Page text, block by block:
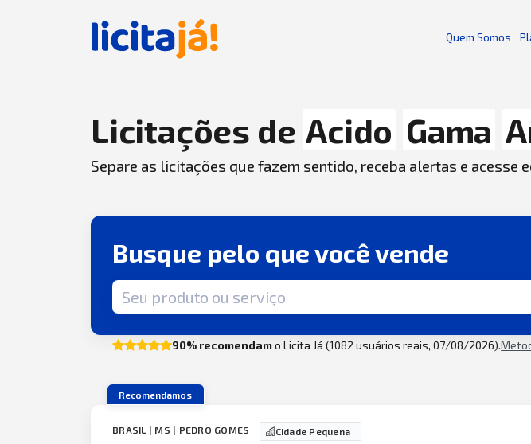
Quem Somos
Licitações de Acido Gama
Separe as licitações que fazem sentido, receba alertas e acesse
Busque pelo que você vende
Termo de busca
90% recomendamo Licita Já (1082 usuários reais, 07/08/2026).
Recomendamos
BRASIL | MS | PEDRO GOMES Cidade Pequena